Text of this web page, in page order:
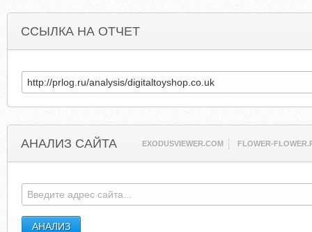
ССЫЛКА НА ОТЧЕТ
АНАЛИЗ САЙТА EXODUSVIEWER.COM FLOWER-